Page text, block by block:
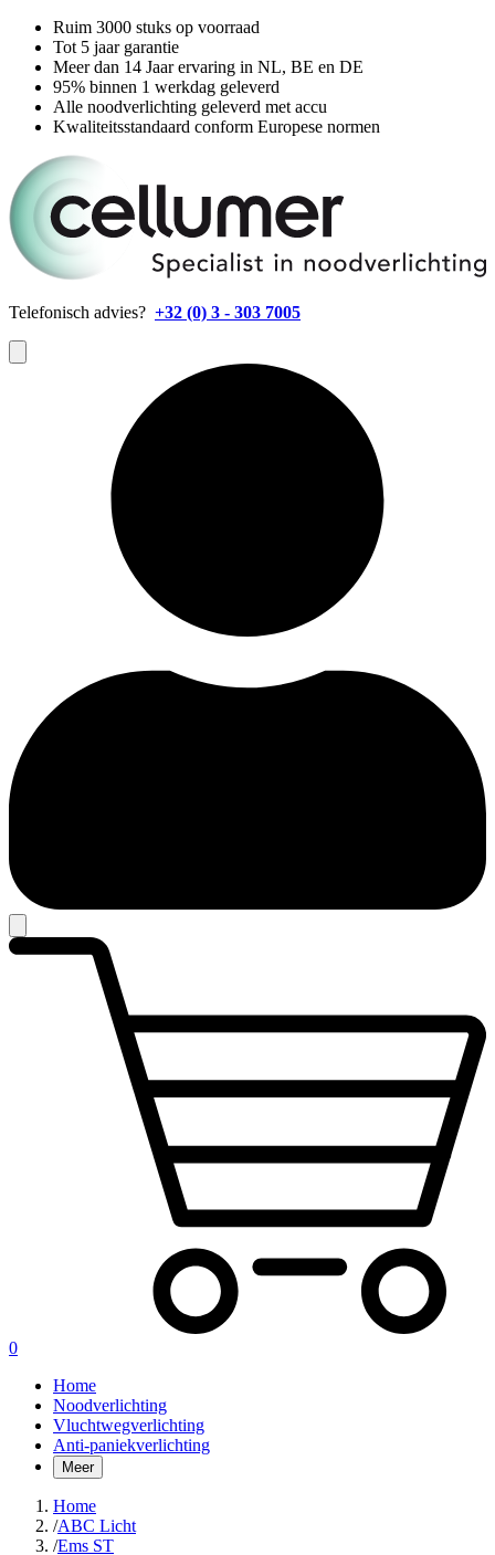
Ruim 3000 stuks op voorraad
Tot 5 jaar garantie
Meer dan 14 Jaar ervaring in NL, BE en DE
95% binnen 1 werkdag geleverd
Alle noodverlichting geleverd met accu
Kwaliteitsstandaard conform Europese normen
Telefonisch advies? +32 (0) 3 - 303 7005
0
Home
Noodverlichting
Vluchtwegverlichting
Anti-paniekverlichting
Meer
Home
/ABC Licht
/Ems ST